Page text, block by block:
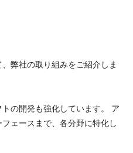
弊社の取り組みをご紹介しま
の開発も強化しています。 ア
ェースまで、各分野に特化し